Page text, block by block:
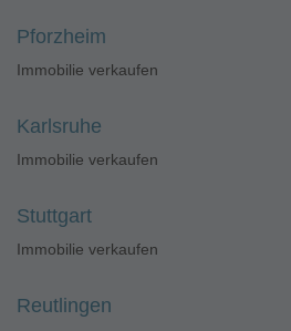
Pforzheim
Immobilie verkaufen
Karlsruhe
Immobilie verkaufen
Stuttgart
Immobilie verkaufen
Reutlingen